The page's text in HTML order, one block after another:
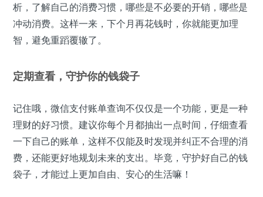
析，了解自己的消费习惯，哪些是不必要的开销，哪些是
冲动消费。这样一来，下个月再花钱时，你就能更加理
智，避免重蹈覆辙了。
定期查看，守护你的钱袋子
记住哦，微信支付账单查询不仅仅是一个功能，更是一种
理财的好习惯。建议你每个月都抽出一点时间，仔细查看
一下自己的账单，这样不仅能及时发现并纠正不合理的消
费，还能更好地规划未来的支出。毕竟，守护好自己的钱
袋子，才能过上更加自由、安心的生活嘛！